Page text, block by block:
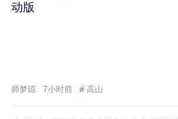
动版
师梦琼 7小时前 # 高山